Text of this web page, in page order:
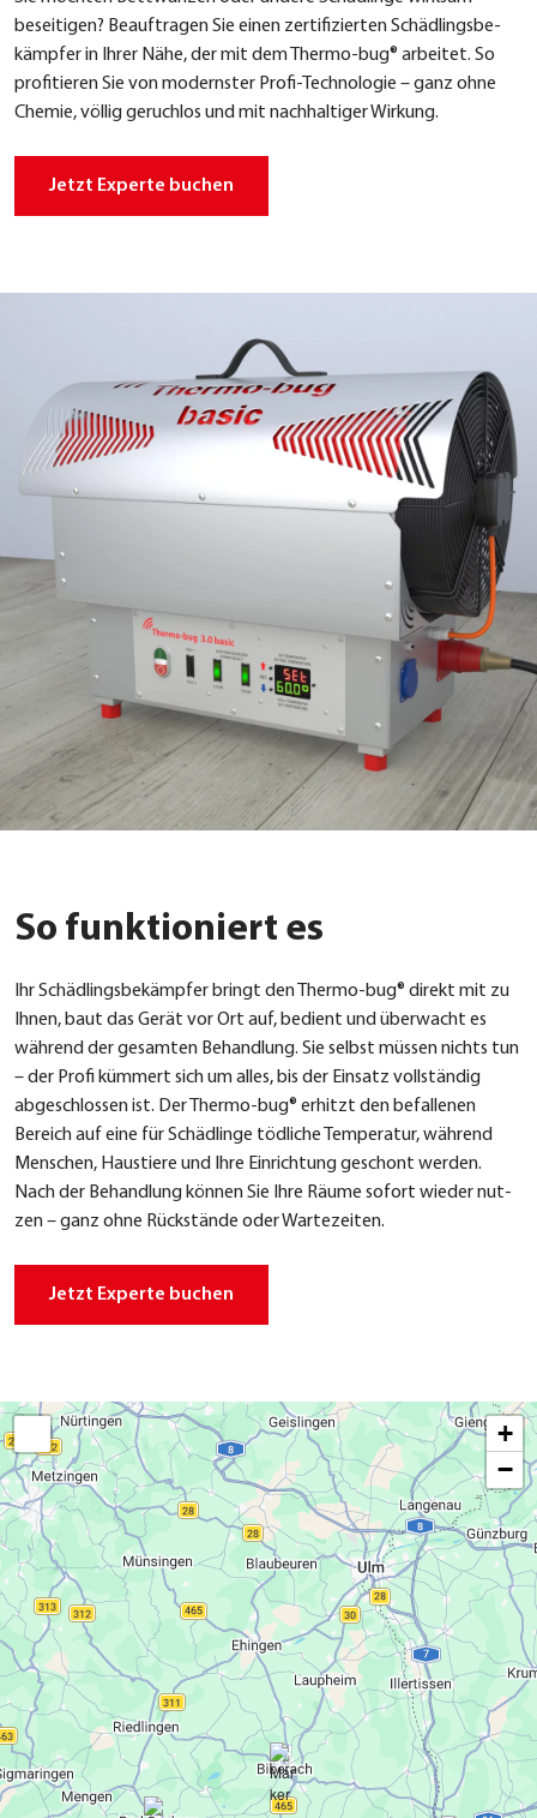
besei­ti­gen? Beauf­tra­gen Sie einen zer­ti­fi­zier­ten Schäd­lings­be­
kämp­fer in Ihrer Nähe, der mit dem Ther­mo-bug® arbei­tet. So
pro­fi­tie­ren Sie von moderns­ter Pro­fi-Tech­no­lo­gie – ganz ohne
Che­mie, völ­lig geruch­los und mit nach­hal­ti­ger Wir­kung.
Jetzt Exper­te buchen
So funktioniert es
Ihr Schäd­lings­be­kämp­fer bringt den Ther­mo-bug® direkt mit zu
Ihnen, baut das Gerät vor Ort auf, bedient und über­wacht es
wäh­rend der gesam­ten Behand­lung. Sie selbst müs­sen nichts tun
– der Pro­fi küm­mert sich um alles, bis der Ein­satz voll­stän­dig
abge­schlos­sen ist. Der Ther­mo-bug® erhitzt den befal­le­nen
Bereich auf eine für Schäd­lin­ge töd­li­che Tem­pe­ra­tur, wäh­rend
Men­schen, Haus­tie­re und Ihre Ein­rich­tung geschont wer­den.
Nach der Behand­lung kön­nen Sie Ihre Räu­me sofort wie­der nut­
zen – ganz ohne Rück­stän­de oder War­te­zei­ten.
Jetzt Exper­te buchen
+
−